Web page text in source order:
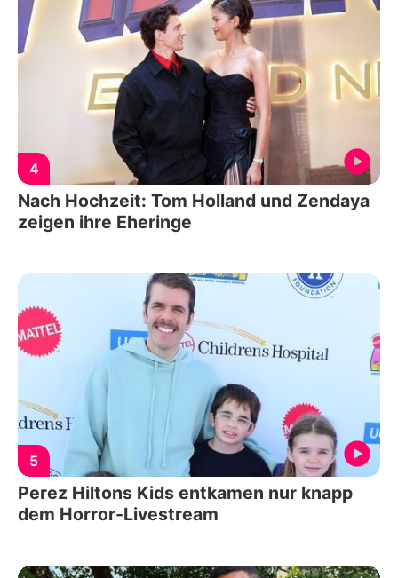
4
Nach Hochzeit: Tom Holland und Zendaya
zeigen ihre Eheringe
5
Perez Hiltons Kids entkamen nur knapp
dem Horror-Livestream